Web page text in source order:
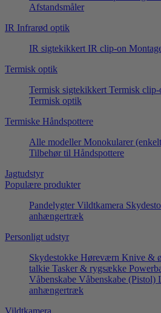
Afstandsmåler
IR Infrarød optik
IR sigtekikkert IR clip-on
Termisk optik
Termisk sigtekikkert Termisk clip-
Termisk optik
Termiske Håndspottere
Alle modeller Monokularer
Tilbehør til Håndspottere
Jagtudstyr
Populære produkter
Pandelygter Vildtkamera
anhængertræk
Personligt udstyr
Skydestokke Høreværn Knive &
talkie Tasker & rygsække
Våbenskabe Våbenskabe (Pistol)
anhængertræk
Vildtkamera